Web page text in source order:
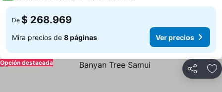
De $ 268.969
Mira precios de 8 páginas Ver precios
Compartir
Opción destacada